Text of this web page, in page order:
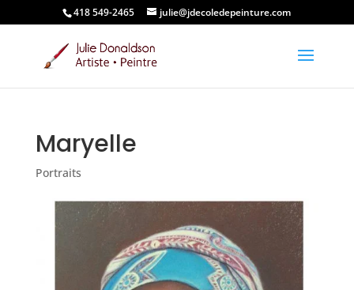
418 549-2465 julie@jdecoledepeinture.com
Maryelle
Portraits